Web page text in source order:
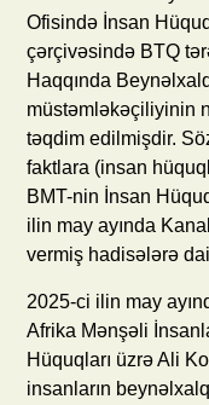
Ofisində İnsan
çərçivəsində BTQ
Haqqında
müstəmləkəçiliyinin
təqdim edilmişdir.
faktlara (insan
BMT-nin İnsan
ilin may ayında
vermiş hadisələrə
2025-ci ilin may
Afrika Mənşəli
Hüquqları üzrə Ali
insanların